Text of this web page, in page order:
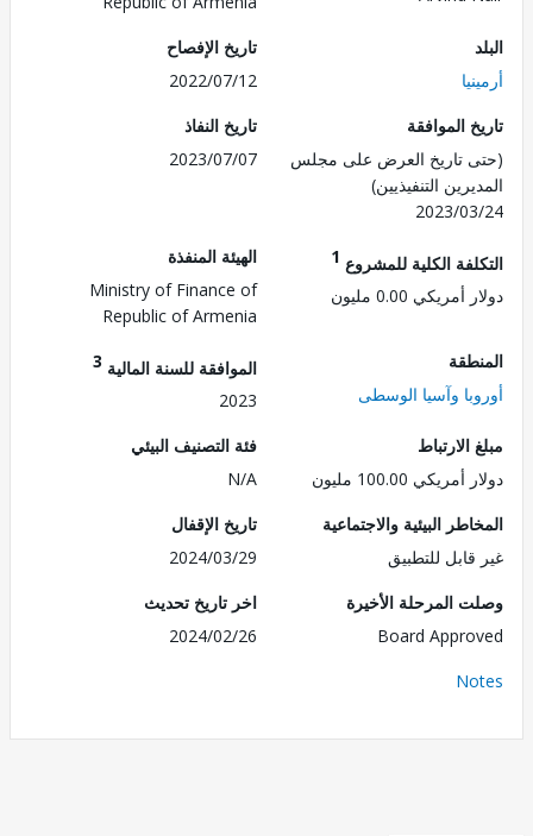
تاريخ الإفصاح
2022/07/12
الموافقة
تاريخ العرض على مجلس
التنفيذيين)
2023/
تاريخ النفاذ
2023/07/07
الكلية للمشروع1
0.00 مليون
الهيئة المنفذة
Ministry of Finance of
Republic of Armenia
وآسيا الوسطى
الموافقة للسنة المالية3
100.00 مليون
فئة التصنيف البيئي
N/A
البيئية والاجتماعية
للتطبيق
تاريخ الإقفال
2024/03/29
المرحلة الأخيرة
Board
اخر تاريخ تحديث
2024/02/26